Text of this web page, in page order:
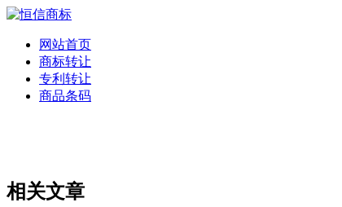
网站首页
商标转让
专利转让
商品条码
相关文章